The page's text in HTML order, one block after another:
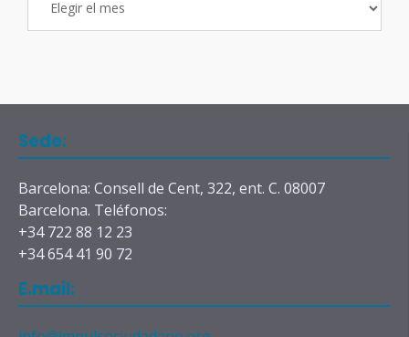
Sede:
Barcelona: Consell de Cent, 322, ent. C. 08007
Barcelona. Teléfonos:
+34 722 88 12 23
+34 654 41 90 72
E.mail: